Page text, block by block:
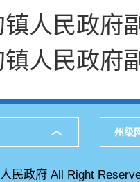
镇人民政府
镇人民政府
州级
民政府 All Right